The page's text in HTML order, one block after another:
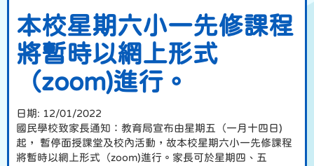
本校星期六小一先修課程
將暫時以網上形式
（zoom)進行。
日期: 12/01/2022
國民學校致家長通知：教育局宣布由星期五（一月十四日)
起， 暫停面授課堂及校內活動，故本校星期六小一先修課程
將暫時以網上形式（zoom)進行。家長可於星期四、五